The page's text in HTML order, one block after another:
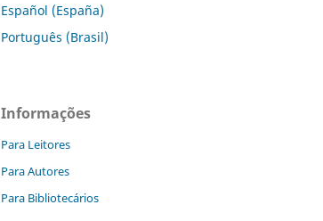
Español (España)
Português (Brasil)
Informações
Para Leitores
Para Autores
Para Bibliotecários